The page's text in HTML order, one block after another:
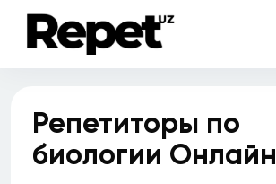
Репетиторы по
биологии Онлайн